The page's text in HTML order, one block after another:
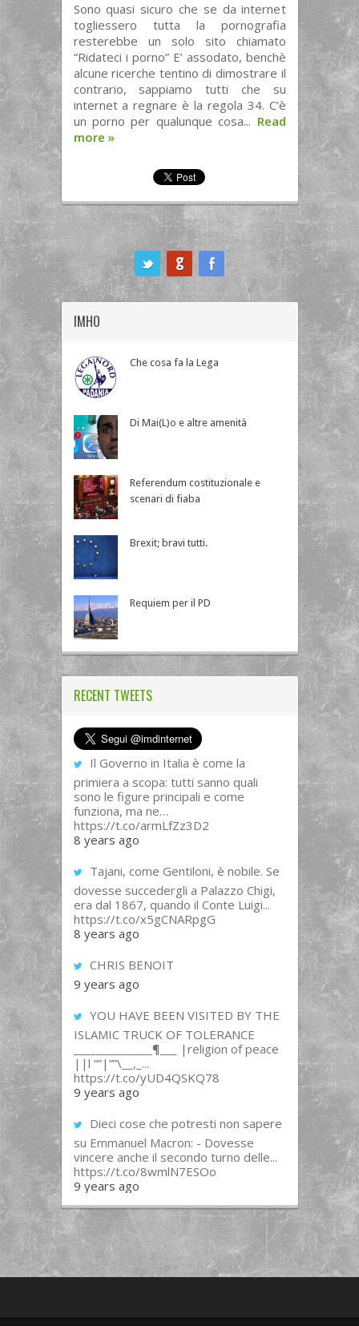
Sono quasi sicuro che se da internet
togliessero tutta la pornografia
resterebbe un solo sito chiamato
“Ridateci i porno” E’ assodato, benchè
alcune ricerche tentino di dimostrare il
contrario, sappiamo tutti che su
internet a regnare è la regola 34. C’è
un porno per qualunque cosa... Read
more »
IMHO
Che cosa fa la Lega
Di Mai(L)o e altre amenità
Referendum costituzionale e
scenari di fiaba
Brexit; bravi tutti.
Requiem per il PD
RECENT TWEETS
Il Governo in Italia è come la
primiera a scopa: tutti sanno quali
sono le figure principali e come
funziona, ma ne…
https://t.co/armLfZz3D2
8 years ago
Tajani, come Gentiloni, è nobile. Se
dovesse succedergli a Palazzo Chigi,
era dal 1867, quando il Conte Luigi...
https://t.co/x5gCNARpgG
8 years ago
CHRIS BENOIT
9 years ago
YOU HAVE BEEN VISITED BY THE
ISLAMIC TRUCK OF TOLERANCE
______________¶___ |religion of peace
||l “”|””\__,_...
https://t.co/yUD4QSKQ78
9 years ago
Dieci cose che potresti non sapere
su Emmanuel Macron: - Dovesse
vincere anche il secondo turno delle...
https://t.co/8wmlN7ESOo
9 years ago